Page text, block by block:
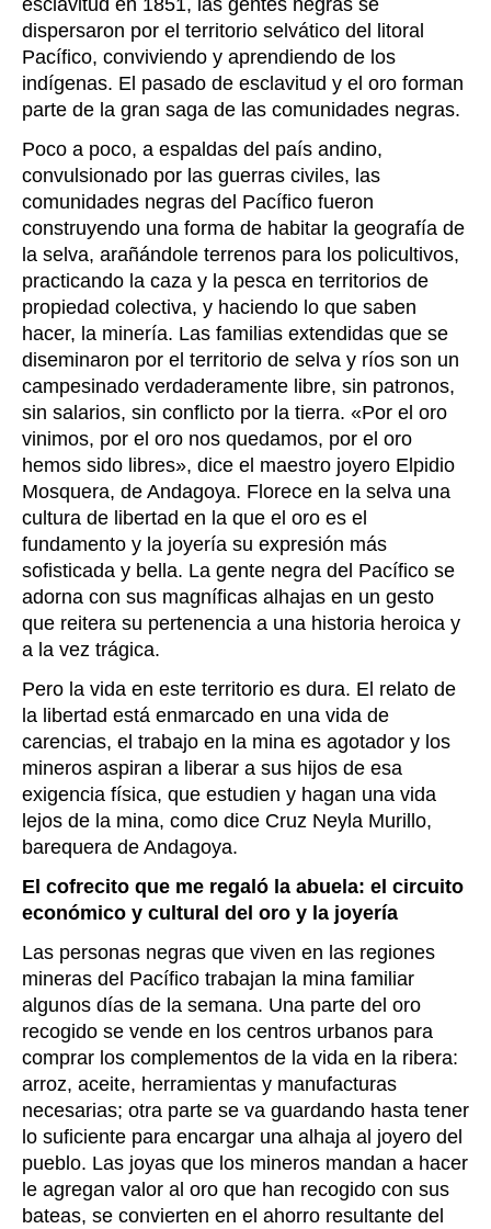
dispersaron por el territorio selvático del litoral
Pacífico, conviviendo y aprendiendo de los
indígenas. El pasado de esclavitud y el oro forman
parte de la gran saga de las comunidades negras.
Poco a poco, a espaldas del país andino,
convulsionado por las guerras civiles, las
comunidades negras del Pacífico fueron
construyendo una forma de habitar la geografía de
la selva, arañándole terrenos para los policultivos,
practicando la caza y la pesca en territorios de
propiedad colectiva, y haciendo lo que saben
hacer, la minería. Las familias extendidas que se
diseminaron por el territorio de selva y ríos son un
campesinado verdaderamente libre, sin patronos,
sin salarios, sin conflicto por la tierra. «Por el oro
vinimos, por el oro nos quedamos, por el oro
hemos sido libres», dice el maestro joyero Elpidio
Mosquera, de Andagoya. Florece en la selva una
cultura de libertad en la que el oro es el
fundamento y la joyería su expresión más
sofisticada y bella. La gente negra del Pacífico se
adorna con sus magníficas alhajas en un gesto
que reitera su pertenencia a una historia heroica y
a la vez trágica.
Pero la vida en este territorio es dura. El relato de
la libertad está enmarcado en una vida de
carencias, el trabajo en la mina es agotador y los
mineros aspiran a liberar a sus hijos de esa
exigencia física, que estudien y hagan una vida
lejos de la mina, como dice Cruz Neyla Murillo,
barequera de Andagoya.
El cofrecito que me regaló la abuela: el circuito
económico y cultural del oro y la joyería
Las personas negras que viven en las regiones
mineras del Pacífico trabajan la mina familiar
algunos días de la semana. Una parte del oro
recogido se vende en los centros urbanos para
comprar los complementos de la vida en la ribera:
arroz, aceite, herramientas y manufacturas
necesarias; otra parte se va guardando hasta tener
lo suficiente para encargar una alhaja al joyero del
pueblo. Las joyas que los mineros mandan a hacer
le agregan valor al oro que han recogido con sus
bateas, se convierten en el ahorro resultante del